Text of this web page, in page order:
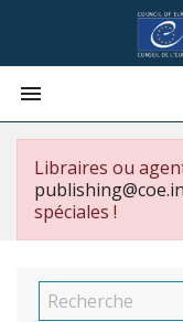

Libraires ou
spéciales !